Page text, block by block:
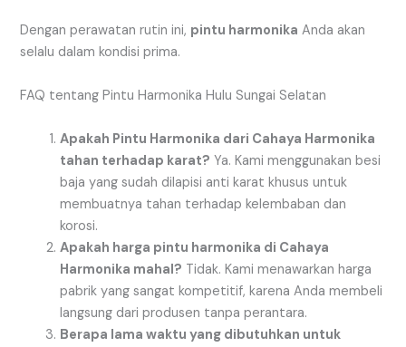
Dengan perawatan rutin ini, pintu harmonika Anda akan
selalu dalam kondisi prima.
FAQ tentang Pintu Harmonika Hulu Sungai Selatan
Apakah Pintu Harmonika dari Cahaya Harmonika
tahan terhadap karat? Ya. Kami menggunakan besi
baja yang sudah dilapisi anti karat khusus untuk
membuatnya tahan terhadap kelembaban dan
korosi.
Apakah harga pintu harmonika di Cahaya
Harmonika mahal? Tidak. Kami menawarkan harga
pabrik yang sangat kompetitif, karena Anda membeli
langsung dari produsen tanpa perantara.
Berapa lama waktu yang dibutuhkan untuk